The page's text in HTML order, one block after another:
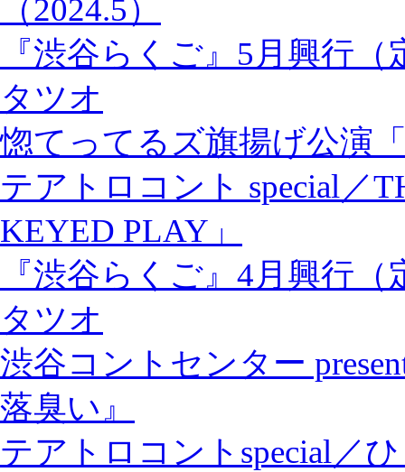
（2024.5）
『渋谷らくご』5月興行
タツオ
惚てってるズ旗揚げ公演
テアトロコント special／
KEYED PLAY」
『渋谷らくご』4月興行
タツオ
渋谷コントセンター
落臭い』
テアトロコントspecial／